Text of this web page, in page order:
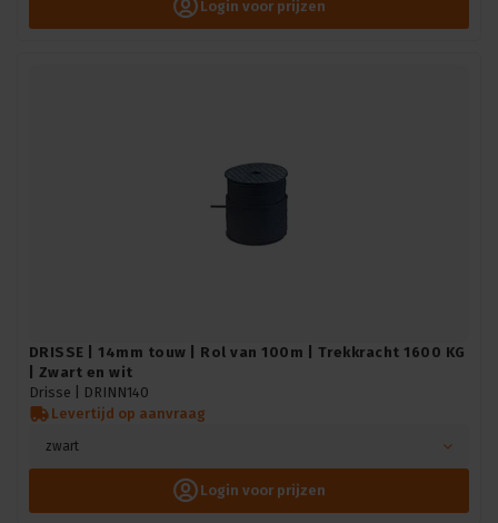
Login voor prijzen
DRISSE | 14mm touw | Rol van 100m | Trekkracht 1600 KG
| Zwart en wit
Drisse |
DRINN140
Levertijd op aanvraag
zwart
Login voor prijzen